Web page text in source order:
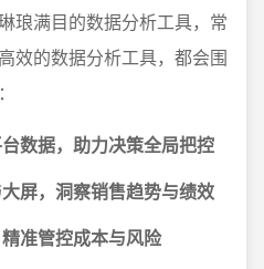
琅满目的数据分析工具，常
效的数据分析工具，都会围
数据，助力决策全局把控
屏，洞察销售趋势与绩效
准管控成本与风险